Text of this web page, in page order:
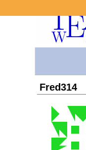
Fred314